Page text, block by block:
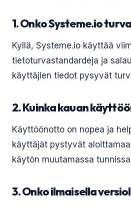
1. Onko Systeme.io
Kyllä, Systeme.io käyttää
tietoturvastandardeja ja
käyttäjien tiedot pysyvät
2. Kuinka kauan
Käyttöönotto on nopea ja
käyttäjät pystyvät
käytön muutamassa
3. Onko ilmaisella